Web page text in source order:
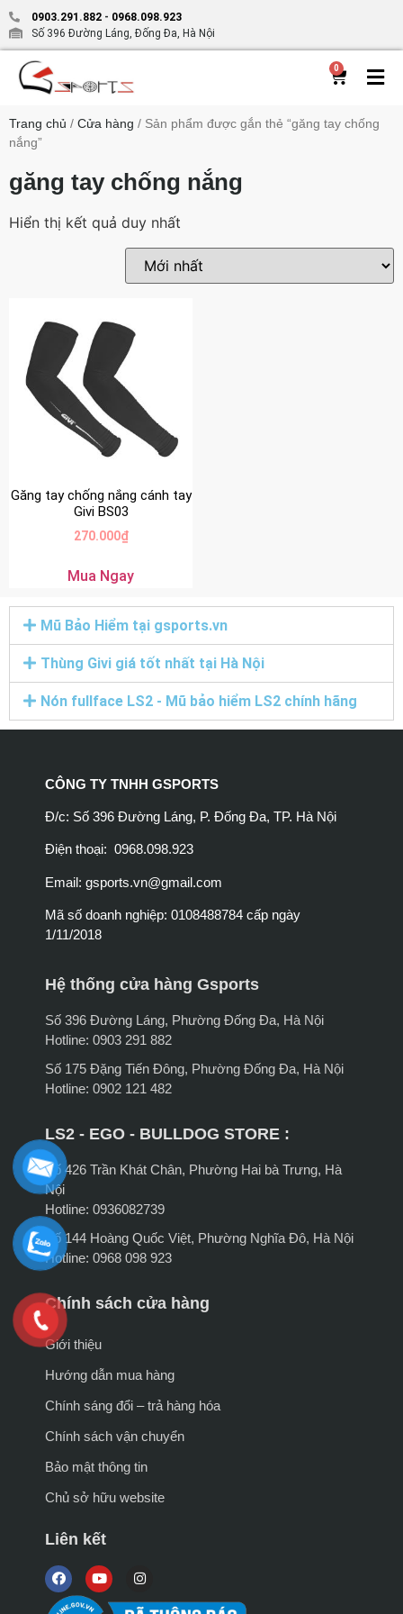
0903.291.882 - 0968.098.923
Số 396 Đường Láng, Đống Đa, Hà Nội
0
Trang chủ / Cửa hàng / Sản phẩm được gắn thẻ “găng tay chống
nắng”
găng tay chống nắng
Hiển thị kết quả duy nhất
Găng tay chống nắng cánh tay
Givi BS03
270.000₫
Mua Ngay
Mũ Bảo Hiểm tại gsports.vn
Thùng Givi giá tốt nhất tại Hà Nội
Nón fullface LS2 - Mũ bảo hiểm LS2 chính hãng
CÔNG TY TNHH GSPORTS
Đ/c: Số 396 Đường Láng, P. Đống Đa, TP. Hà Nội
Điện thoại: 0968.098.923
Email: gsports.vn@gmail.com
Mã số doanh nghiệp: 0108488784 cấp ngày
1/11/2018
Hệ thống cửa hàng Gsports
Số 396 Đường Láng, Phường Đống Đa, Hà Nội
Hotline: 0903 291 882
Số 175 Đặng Tiến Đông, Phường Đống Đa, Hà Nội
Hotline: 0902 121 482
LS2 - EGO - BULLDOG STORE :
Số 426 Trần Khát Chân, Phường Hai bà Trưng, Hà
Nội
Hotline: 0936082739
Số 144 Hoàng Quốc Việt, Phường Nghĩa Đô, Hà Nội
Hotline: 0968 098 923
Chính sách cửa hàng
Giới thiệu
Hướng dẫn mua hàng
Chính sáng đổi – trả hàng hóa
Chính sách vận chuyển
Bảo mật thông tin
Chủ sở hữu website
Liên kết